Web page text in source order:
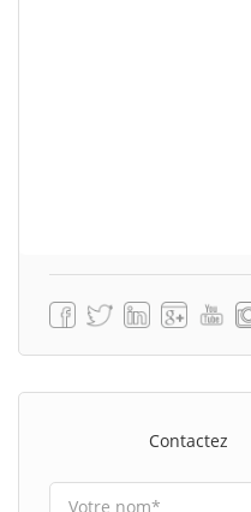
Contactez